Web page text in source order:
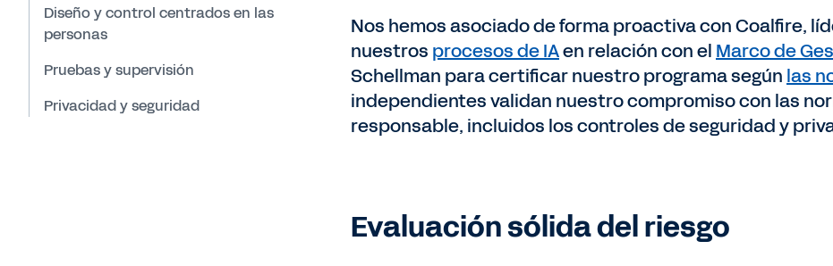
Diseño y control centrados en las
personas
Pruebas y supervisión
Privacidad y seguridad
Nos hemos asociado de forma proactiva con Coalfire,
nuestros procesos de IAen relación con el Marco de
Schellman para certificar nuestro programa según las
independientes validan nuestro compromiso con las
responsable, incluidos los controles de seguridad y
Evaluación sólida del riesgo